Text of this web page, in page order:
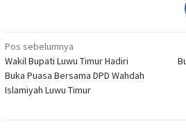
Navigasi
pos
Pos sebelumnya
Wakil Bupati Luwu Timur Hadiri
Buka Puasa Bersama DPD Wahdah
Islamiyah Luwu Timur